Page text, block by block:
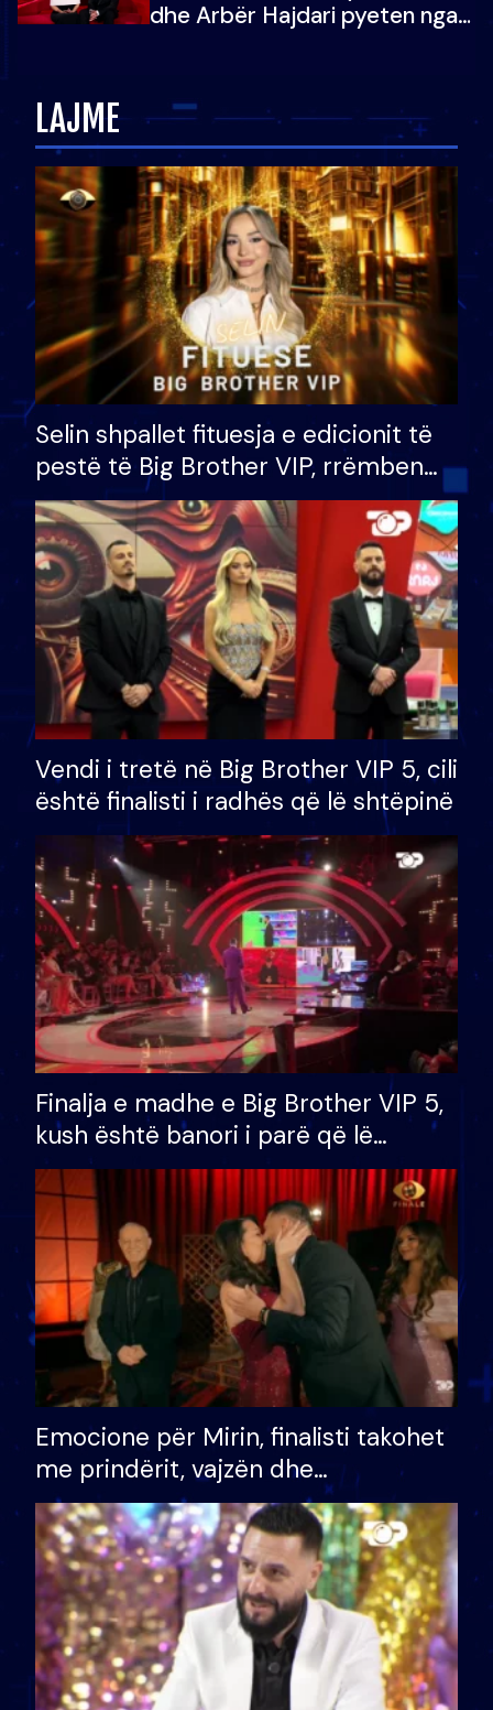
dhe Arbër Hajdari pyeten nga
LAJME
Selin shpallet fituesja e edicionit të
pestë të Big Brother VIP, rrëmben
çmimin e madh prej 100 mijë eurosh
Vendi i tretë në Big Brother VIP 5, cili
është finalisti i radhës që lë shtëpinë
Finalja e madhe e Big Brother VIP 5,
kush është banori i parë që lë
shtëpinë dhe humb mundësinë për
të fituar çmimin e madh
Emocione për Mirin, finalisti takohet
me prindërit, vajzën dhe
bashkëshorten: S’kemi ndonjë letër
divorci apo jo?